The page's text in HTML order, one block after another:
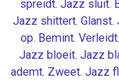
spreidt. Jazz sluit.
Jazz shittert.
op. Bemint.
Jazz bloeit. Jazz
ademt. Zweet. Jazz